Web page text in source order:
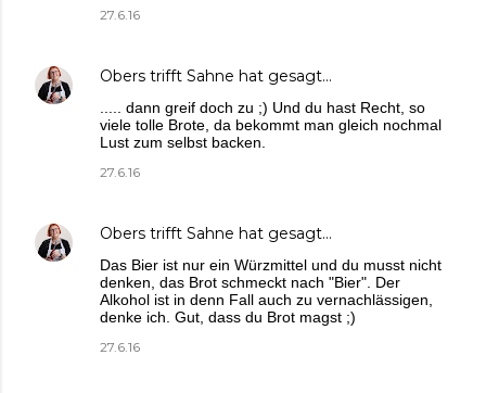
27.6.16
Obers trifft Sahne hat gesagt…
..... dann greif doch zu ;) Und du hast Recht, so
viele tolle Brote, da bekommt man gleich nochmal
Lust zum selbst backen.
27.6.16
Obers trifft Sahne hat gesagt…
Das Bier ist nur ein Würzmittel und du musst nicht
denken, das Brot schmeckt nach "Bier". Der
Alkohol ist in denn Fall auch zu vernachlässigen,
denke ich. Gut, dass du Brot magst ;)
27.6.16